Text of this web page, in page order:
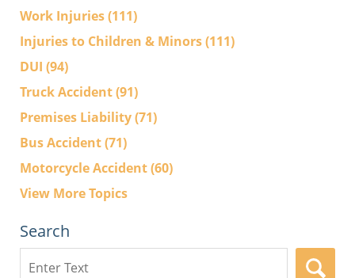
Work Injuries(111)
Injuries to Children & Minors(111)
DUI (94)
Truck Accident(91)
Premises Liability(71)
Bus Accident(71)
Motorcycle Accident(60)
View More Topics
Search